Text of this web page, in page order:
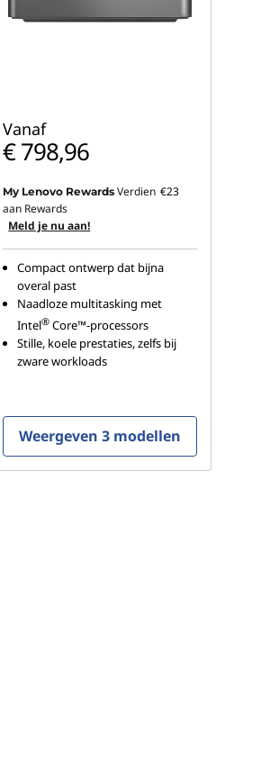
Vanaf
€ 798,96
My Lenovo Rewards Verdien €23
aan Rewards
Meld je nu aan!
Compact ontwerp dat bijna
overal past
Naadloze multitasking met
Intel® Core™-processors
Stille, koele prestaties, zelfs bij
zware workloads
Weergeven 3 modellen